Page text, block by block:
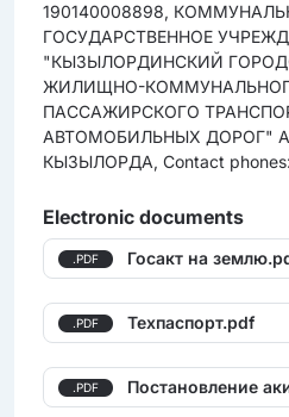
190140008898,
ГОСУДАРСТВЕННОЕ
"КЫЗЫЛОРДИНСКИЙ
ЖИЛИЩНО-
ПАССАЖИРСКОГО
АВТОМОБИЛЬНЫХ ДОРОГ"
КЫЗЫЛОРДА, Contact phones:
Electronic documents
.PDF Госакт на
.PDF Техпаспорт.pdf
.PDF Постановление